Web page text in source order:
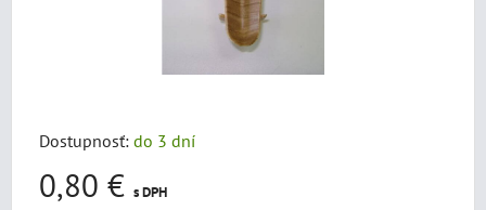
Dostupnosť: do 3 dní
0,80 € s DPH